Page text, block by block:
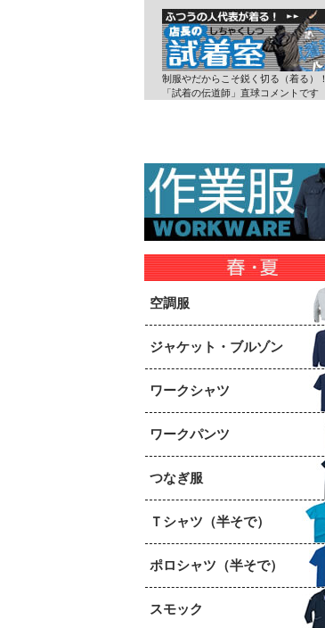
制服やだからこそ鋭く切る（着る）！
「試着の伝道師」直球コメントです
空調服
ジャケット・ブルゾン
ワークシャツ
ワークパンツ
つなぎ服
Ｔシャツ（半そで）
ポロシャツ（半そで）
スモック